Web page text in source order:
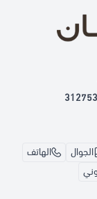
الجوال
الهاتف